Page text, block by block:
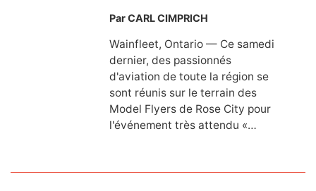
Par CARL CIMPRICH
Wainfleet, Ontario — Ce samedi
dernier, des passionnés
d'aviation de toute la région se
sont réunis sur le terrain des
Model Flyers de Rose City pour
l'événement très attendu «…